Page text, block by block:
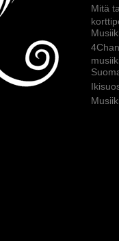
Mitä